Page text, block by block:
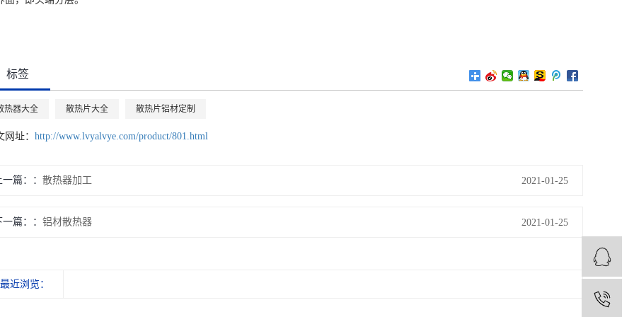
标签
热器大全 散热片大全 散热片铝材定制
网址： http://www.lvyalvye.com/product/801.html
篇： 散热器加工 2021-01-25
篇： 铝材散热器 2021-01-25
最近浏览：